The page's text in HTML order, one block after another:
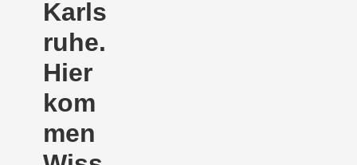
Karls
ruhe.
Hier
kom
men